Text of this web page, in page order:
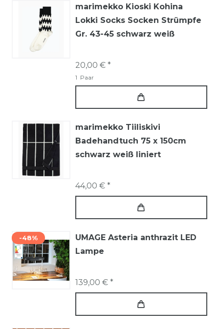
marimekko Kioski Kohina
Lokki Socks Socken Strümpfe
Gr. 43-45 schwarz weiß
20,00 € *
1 Paar
marimekko Tiiliskivi
Badehandtuch 75 x 150cm
schwarz weiß liniert
44,00 € *
-48%
UMAGE Asteria anthrazit LED
Lampe
139,00 € *